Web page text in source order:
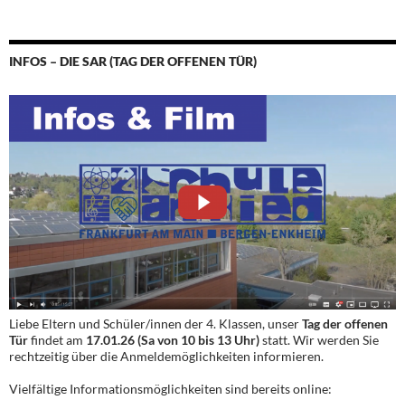
INFOS – DIE SAR (TAG DER OFFENEN TÜR)
Liebe Eltern und Schüler/innen der 4. Klassen, unserTag der offenen
Türfindet am 17.01.26 (Sa von 10 bis 13 Uhr)statt. Wir werden Sie
rechtzeitig über die Anmeldemöglichkeiten informieren.
Vielfältige Informationsmöglichkeiten sind bereits online: